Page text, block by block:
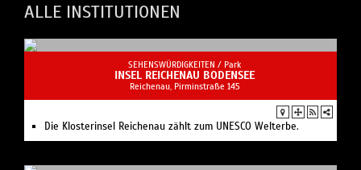
ALLE INSTITUTIONEN
SEHENSWÜRDIGKEITEN / Park
INSEL REICHENAU BODENSEE
Reichenau, Pirminstraße 145
Die Klosterinsel Reichenau zählt zum UNESCO Welterbe.